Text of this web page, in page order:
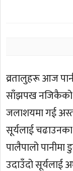
व्रतालुहरू आज
साँझपख नजिकैको
जलाशयमा गई
सूर्यलाई
पालैपालो
उदाउँदो सूर्यलाई